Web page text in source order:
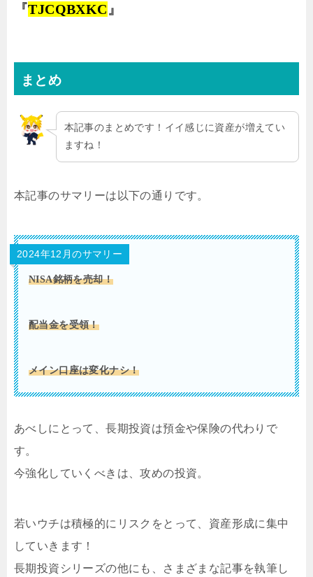
『TJCQBXKC』
まとめ
本記事のまとめです！イイ感じに資産が増えてい
ますね！
本記事のサマリーは以下の通りです。
2024年12月のサマリー
NISA銘柄を売却！
配当金を受領！
メイン口座は変化ナシ！
あべしにとって、長期投資は預金や保険の代わりで
す。
今強化していくべきは、攻めの投資。
若いウチは積極的にリスクをとって、資産形成に集中
していきます！
長期投資シリーズの他にも、さまざまな記事を執筆し